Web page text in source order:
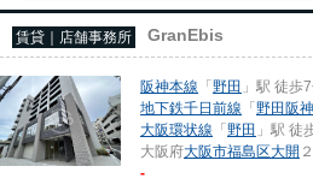
賃貸｜店舗事務所 GranEbis
阪神本線 「野田 」駅 徒歩
地下鉄千日前線 「野田阪神
大阪環状線 「野田 」駅 徒
大阪府大阪市福島区大開
-